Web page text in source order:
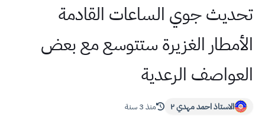
تحديث جوي الساعات القادمة
الأمطار الغزيرة ستتوسع مع بعض
العواصف الرعدية
الاستاذ احمد مهدي ٢ منذ 3 سنة